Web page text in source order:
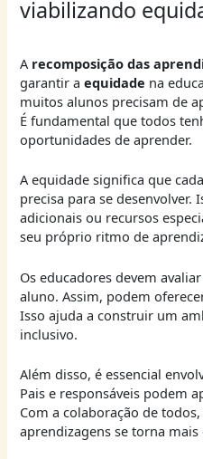
viabilizando
A recomposição das
garantir aequidade na
muitos alunos precisam de
É fundamental que todos
oportunidades de aprender.
A equidade significa que
precisa para se desenvolver.
adicionais ou recursos
seu próprio ritmo de
Os educadores devem
aluno. Assim, podem
Isso ajuda a construir um
inclusivo.
Além disso, é essencial
Pais e responsáveis podem
Com a colaboração de
aprendizagens se torna mais